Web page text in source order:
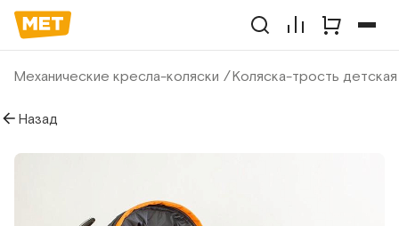
Механические кресла-коляски Коляска-трость
Назад